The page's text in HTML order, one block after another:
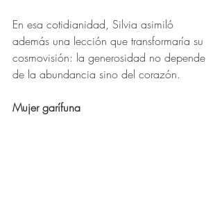
En esa cotidianidad, Silvia asimiló
además una lección que transformaría su
cosmovisión: la generosidad no depende
de la abundancia sino del corazón.
Mujer garífuna